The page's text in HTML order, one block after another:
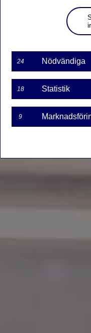
24 Nödvändiga
18 Statistik
9